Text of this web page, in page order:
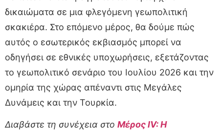
δικαιώματα σε μια φλεγόμενη γεωπολιτική
σκακιέρα. Στο επόμενο μέρος, θα δούμε πώς
αυτός ο εσωτερικός εκβιασμός μπορεί να
οδηγήσει σε εθνικές υποχωρήσεις, εξετάζοντας
το γεωπολιτικό σενάριο του Ιουλίου 2026 και την
ομηρία της χώρας απέναντι στις Μεγάλες
Δυνάμεις και την Τουρκία.
Διαβάστε τη συνέχεια στο Μέρος IV: Η